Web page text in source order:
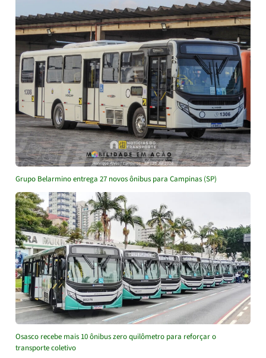
Grupo Belarmino entrega 27 novos ônibus para Campinas (SP)
Osasco recebe mais 10 ônibus zero quilômetro para reforçar o
transporte coletivo